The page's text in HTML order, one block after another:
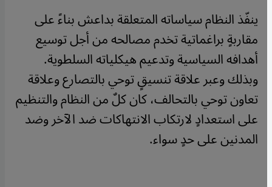
ينفّذ النظام سياساته المتعلقة بداعش بناءً على
مقاربةٍ براغماتية تخدم مصالحه من أجل توسيع
أهدافه السياسية وتدعيم هيكلياته السلطوية.
وبذلك وعبر علاقة تنسيقٍ توحي بالتصارع وعلاقة
تعاون توحي بالتحالف، كان كلٌ من النظام والتنظيم
على استعدادٍ لارتكاب الانتهاكات ضد الآخر وضد
المدنين على حدٍ سواء.